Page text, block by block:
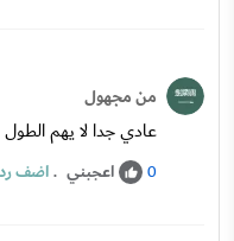
من مجهول
عادي جدا لا يهم الطول
0 اعجبني .اضف رد